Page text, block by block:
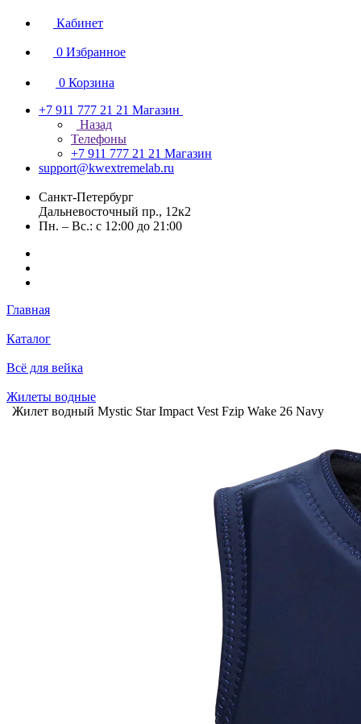
Кабинет
0 Избранное
0 Корзина
+7 911 777 21 21 Магазин
Назад
Телефоны
+7 911 777 21 21 Магазин
support@kwextremelab.ru
Санкт-Петербург
Дальневосточный пр., 12к2
Пн. – Вс.: с 12:00 до 21:00
Главная
Каталог
Всё для вейка
Жилеты водные
Жилет водный Mystic Star Impact Vest Fzip Wake 26 Navy